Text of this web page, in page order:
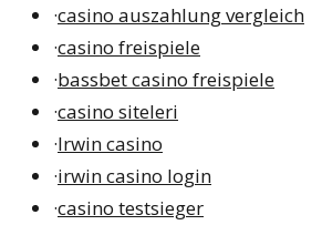
·casino auszahlung vergleich
·casino freispiele
·bassbet casino freispiele
·casino siteleri
·Irwin casino
·irwin casino login
·casino testsieger